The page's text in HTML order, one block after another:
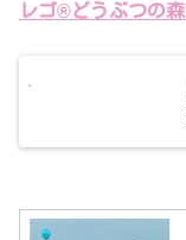
レゴ®どうぶつの